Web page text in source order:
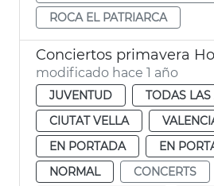
ROCA EL PATRIARCA
modificado hace 1 año
JUVENTUD
TODAS
CIUTAT VELLA
EN PORTADA
EN
NORMAL
CONCERTS